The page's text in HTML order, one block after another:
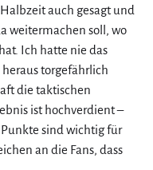
auch gesagt und
weitermachen soll, wo
Ich hatte nie das
heraus torgefährlich
die taktischen
ist hochverdient –
sind wichtig für
an die Fans, dass